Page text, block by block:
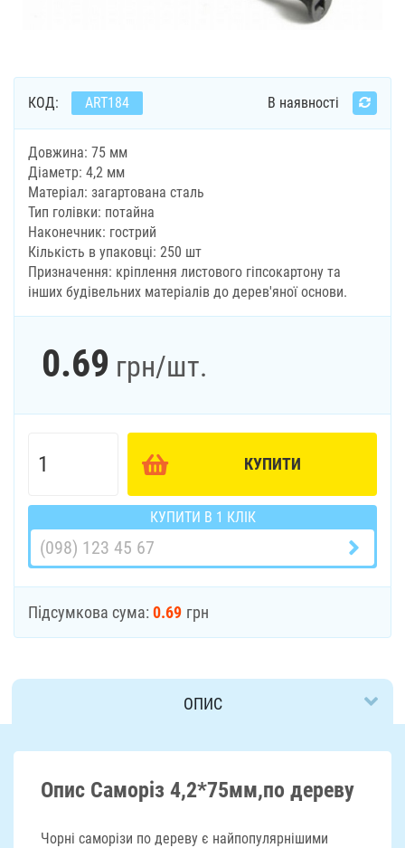
КОД: ART184 В наявності
Довжина: 75 мм
Діаметр: 4,2 мм
Матеріал: загартована сталь
Тип голівки: потайна
Наконечник: гострий
Кількість в упаковці: 250 шт
Призначення: кріплення листового гіпсокартону та
інших будівельних матеріалів до дерев'яної основи.
0.69 грн/шт.
КУПИТИ
КУПИТИ В 1 КЛІК
Підсумкова сума: 0.69 грн
ОПИС
ДОСТАВКА
Опис Саморіз 4,2*75мм,по дереву
Чорні саморізи по дереву є найпопулярнішими